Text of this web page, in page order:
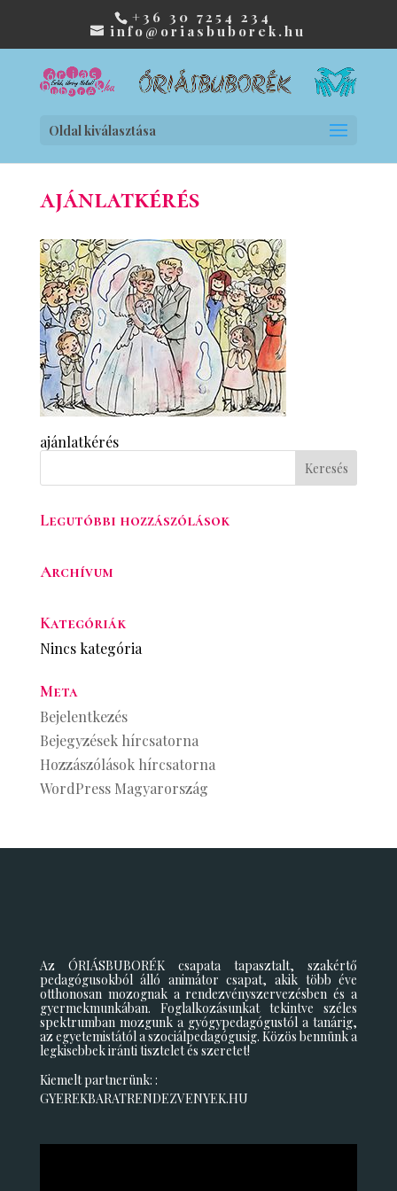
+36 30 7254 234
info@oriasbuborek.hu
Oldal kiválasztása
ajánlatkérés
ajánlatkérés
Legutóbbi hozzászólások
Archívum
Kategóriák
Nincs kategória
Meta
Bejelentkezés
Bejegyzések hírcsatorna
Hozzászólások hírcsatorna
WordPress Magyarország
Az ÓRIÁSBUBORÉK csapata tapasztalt, szakértő
pedagógusokból álló animátor csapat, akik több éve
otthonosan mozognak a rendezvényszervezésben és a
gyermekmunkában. Foglalkozásunkat tekintve széles
spektrumban mozgunk a gyógypedagógustól a tanárig,
az egyetemistától a szociálpedagógusig. Közös bennünk a
legkisebbek iránti tisztelet és szeretet!
Kiemelt partnerünk: :
GYEREKBARATRENDEZVENYEK.HU